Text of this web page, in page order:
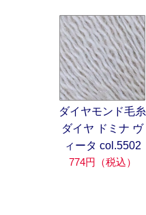
ダイヤモンド毛糸
ダイヤ ドミナ ヴ
ィータ col.5502
774円（税込）